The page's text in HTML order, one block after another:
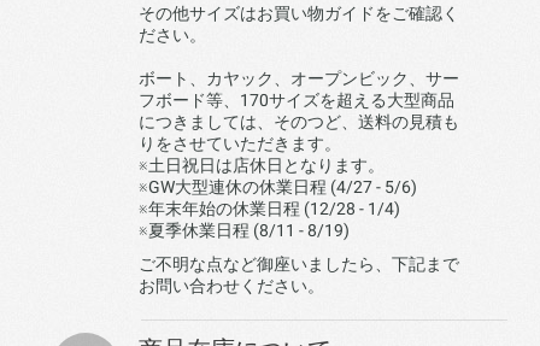
その他サイズはお買い物ガイドをご確認く
ださい。
ボート、カヤック、オープンビック、サー
フボード等、170サイズを超える大型商品
につきましては、そのつど、送料の見積も
りをさせていただきます。
※土日祝日は店休日となります。
※GW大型連休の休業日程 (4/27 - 5/6)
※年末年始の休業日程 (12/28 - 1/4)
※夏季休業日程 (8/11 - 8/19)
ご不明な点など御座いましたら、下記まで
お問い合わせください。